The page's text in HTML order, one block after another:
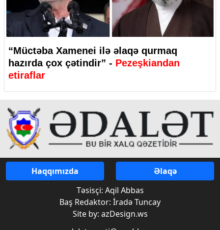
“Müctəba Xamenei ilə əlaqə qurmaq
hazırda çox çətindir” - Pezeşkiandan
etiraflar
Haqqımızda
Əlaqə
Təsisçi: Aqil Abbas
Baş Redaktor: İradə Tuncay
Site by: azDesign.ws